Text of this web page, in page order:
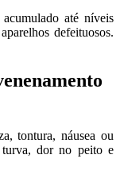
até níveis
defeituosos.
tontura, náusea ou
dor no peito e